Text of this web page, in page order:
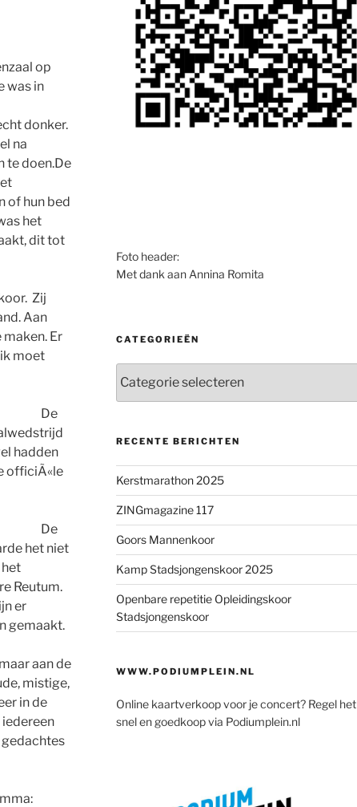
op
was in
donker.
na
te doen.De
of hun bed
het
dit tot
Zij
Aan
Er
moet
De
hadden
officiÃ«le
De
het niet
het
Reutum.
er
gemaakt.
aan de
mistige,
in de
Foto header:
Met dank aan Annina Romita
CATEGORIEËN
RECENTE BERICHTEN
Kerstmarathon 2025
ZINGmagazine 117
Goors Mannenkoor
Kamp Stadsjongenskoor 2025
Openbare repetitie Opleidingskoor
Stadsjongenskoor
WWW.PODIUMPLEIN.NL
Online kaartverkoop voor je concert? Regel het
snel en goedkoop via Podiumplein.nl